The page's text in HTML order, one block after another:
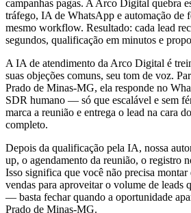
campanhas pagas. A Arco Digital quebra
tráfego, IA de WhatsApp e automação
mesmo workflow. Resultado: cada lead
segundos, qualificação em minutos e
A IA de atendimento da Arco Digital é
suas objeções comuns, seu tom de voz.
Prado de Minas-MG, ela responde no
SDR humano — só que escalável e sem
marca a reunião e entrega o lead na cara
completo.
Depois da qualificação pela IA, nossa
up, o agendamento da reunião, o registro
Isso significa que você não precisa
vendas para aproveitar o volume de leads
— basta fechar quando a oportunidade
Prado de Minas-MG.